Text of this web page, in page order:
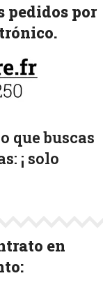
pedidos por
que buscas
¡ solo
en